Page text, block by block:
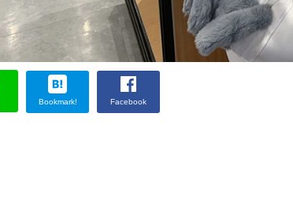
Bookmark! Facebook